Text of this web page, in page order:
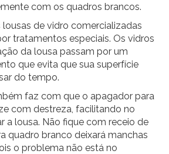
com os quadros brancos.
lousas de vidro comercializadas
tratamentos especiais. Os vidros
da lousa passam por um
que evita que sua superfície
do tempo.
faz com que o apagador para
com destreza, facilitando no
a lousa. Não fique com receio de
quadro branco deixará manchas
o problema não está no